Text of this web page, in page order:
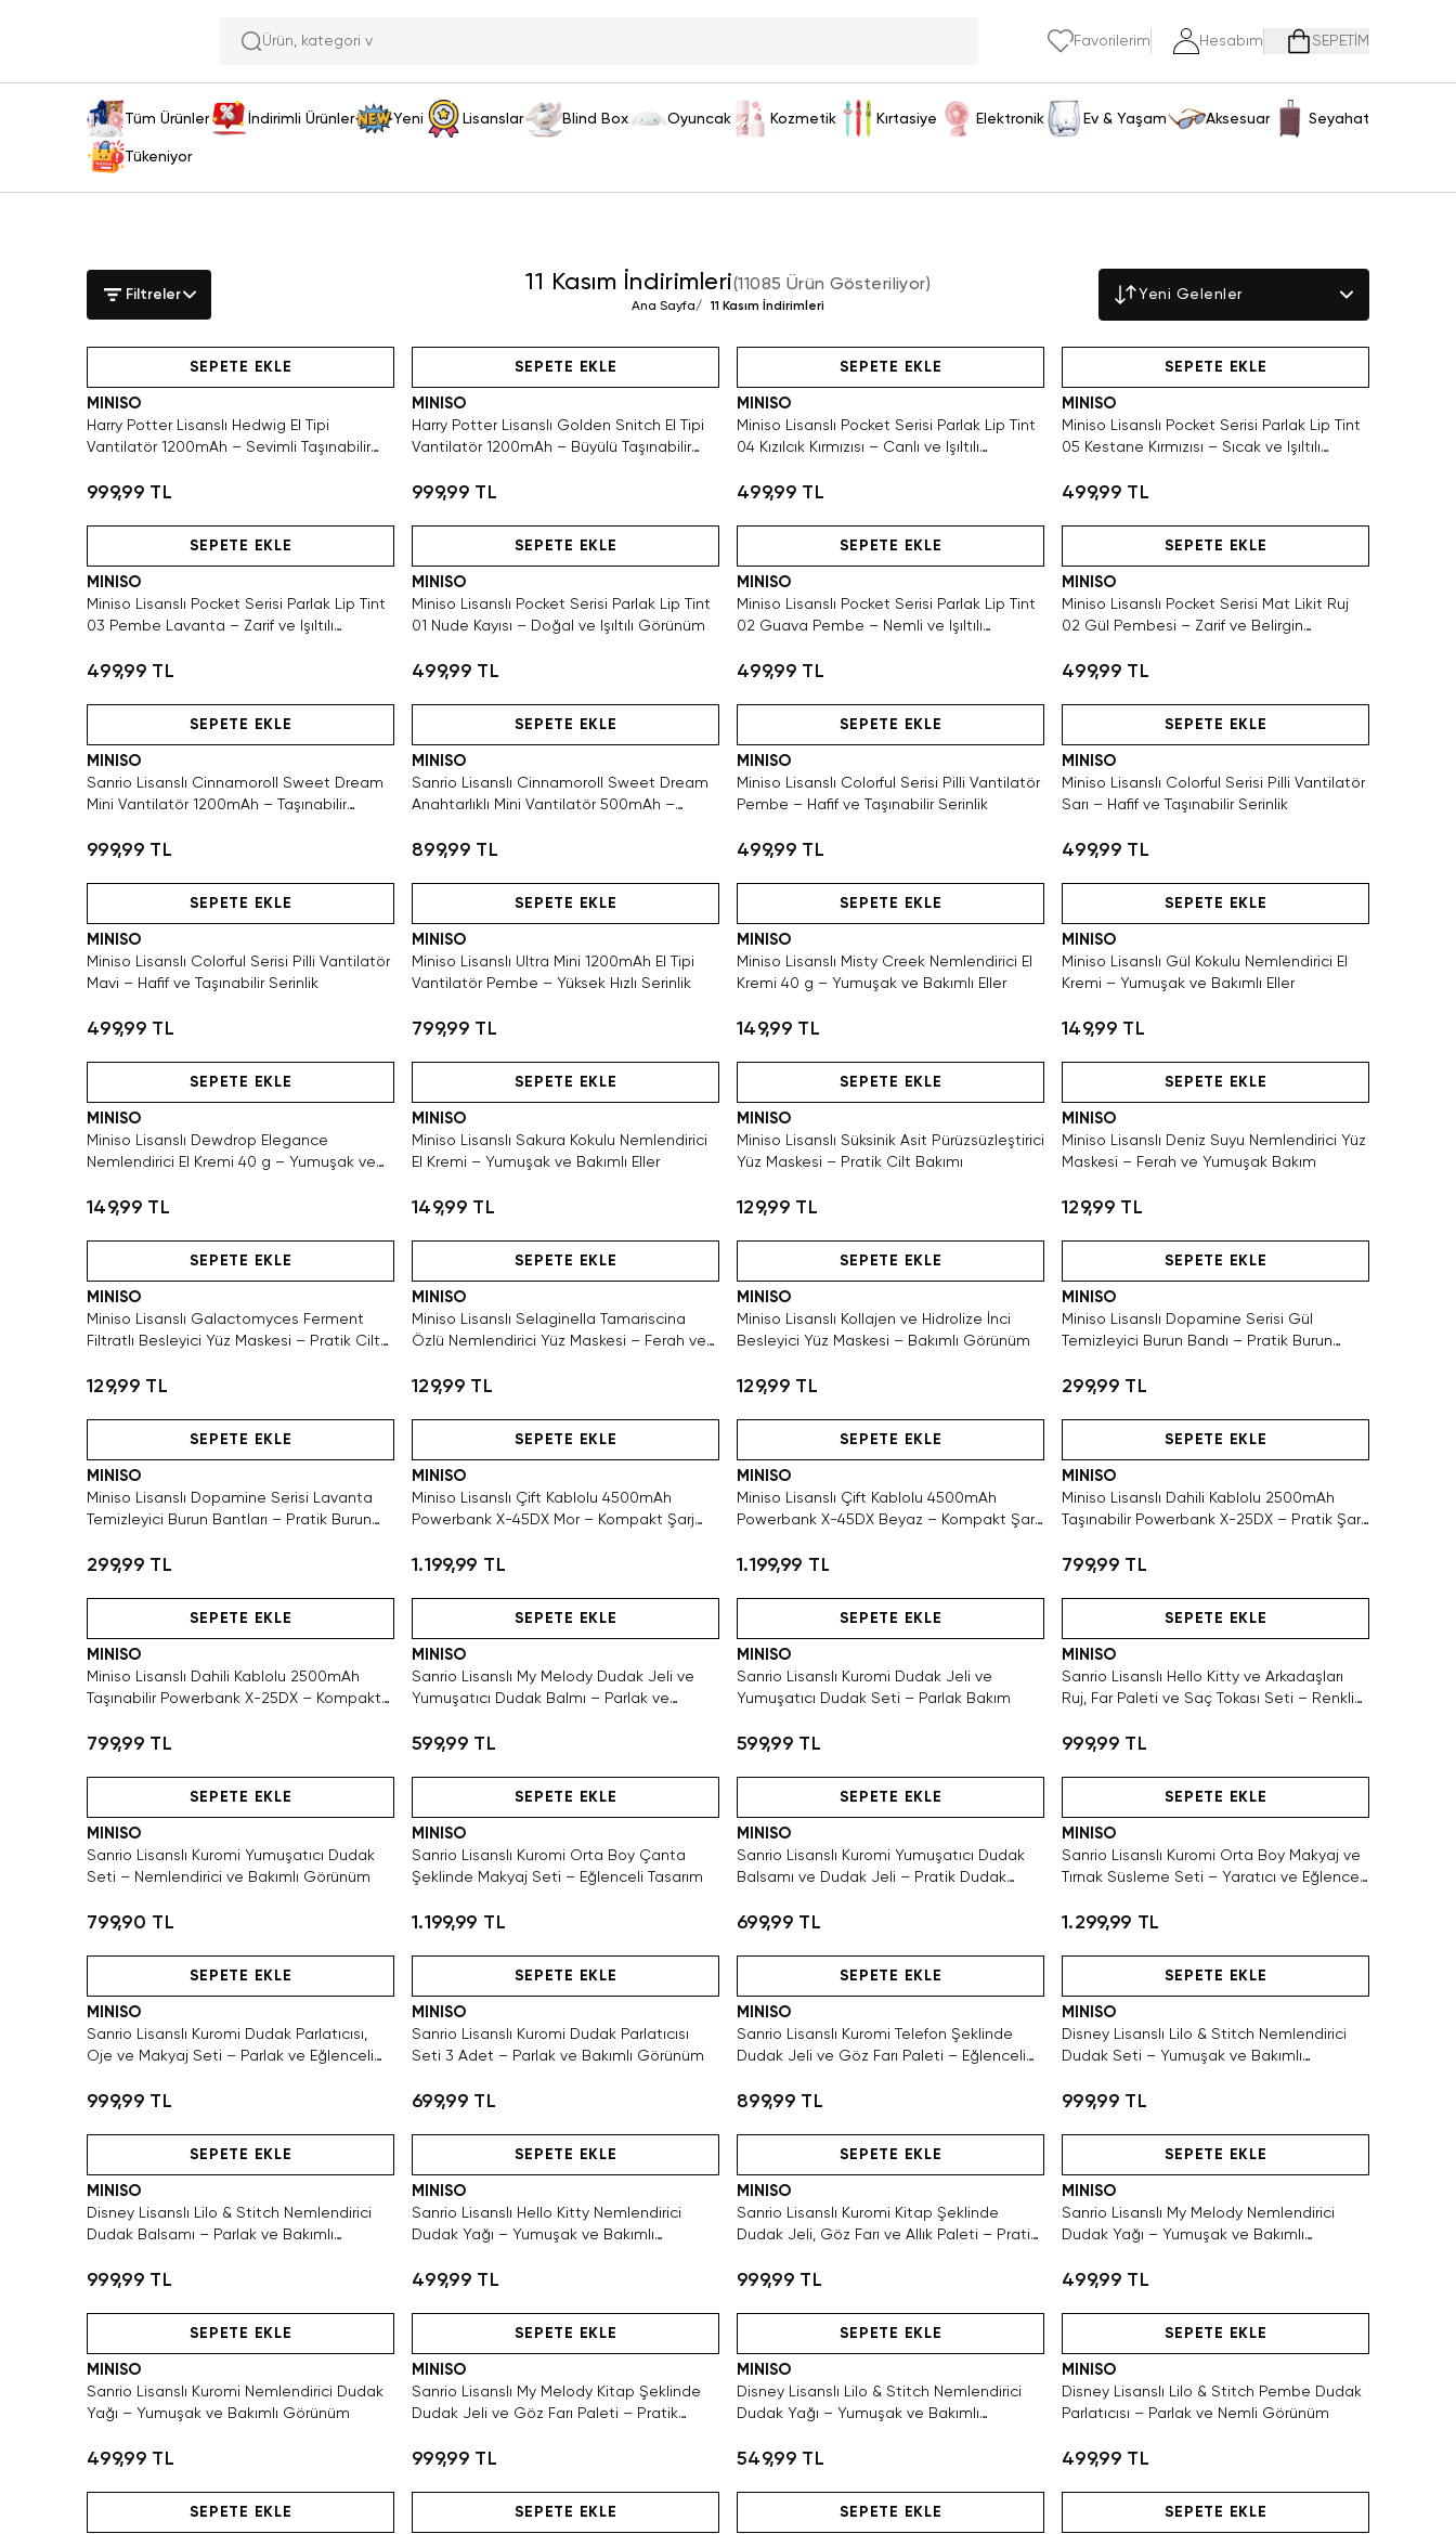
Ü Favorilerim Hesabım SEPETİM
Tüm Ürünler İndirimli Ürünler Yeni Lisanslar Blind Box Oyuncak Kozmetik Kırtasiye Elektronik Ev & Yaşam Aksesuar Seyahat
Tükeniyor
Filtreler 11 Kasım İndirimleri(11085 Ürün Gösteriliyor)
Ana Sayfa/ 11 Kasım İndirimleri
Yeni Gelenler
SEPETE EKLE
MINISO
Harry Potter Lisanslı Hedwig El Tipi
Vantilatör 1200mAh – Sevimli Taşınabilir
999,99 TL
SEPETE EKLE
MINISO
Harry Potter Lisanslı Golden Snitch El Tipi
Vantilatör 1200mAh – Büyülü Taşınabilir
999,99 TL
SEPETE EKLE
MINISO
Miniso Lisanslı Pocket Serisi Parlak Lip Tint
04 Kızılcık Kırmızısı – Canlı ve Işıltılı
499,99 TL
SEPETE EKLE
MINISO
Miniso Lisanslı Pocket Serisi Parlak Lip Tint
05 Kestane Kırmızısı – Sıcak ve Işıltılı
499,99 TL
SEPETE EKLE
MINISO
Miniso Lisanslı Pocket Serisi Parlak Lip Tint
03 Pembe Lavanta – Zarif ve Işıltılı
499,99 TL
SEPETE EKLE
MINISO
Miniso Lisanslı Pocket Serisi Parlak Lip Tint
01 Nude Kayısı – Doğal ve Işıltılı Görünüm
499,99 TL
SEPETE EKLE
MINISO
Miniso Lisanslı Pocket Serisi Parlak Lip Tint
02 Guava Pembe – Nemli ve Işıltılı
499,99 TL
SEPETE EKLE
MINISO
Miniso Lisanslı Pocket Serisi Mat Likit Ruj
02 Gül Pembesi – Zarif ve Belirgin
499,99 TL
SEPETE EKLE
MINISO
Sanrio Lisanslı Cinnamoroll Sweet Dream
Mini Vantilatör 1200mAh – Taşınabilir
999,99 TL
SEPETE EKLE
MINISO
Sanrio Lisanslı Cinnamoroll Sweet Dream
Anahtarlıklı Mini Vantilatör 500mAh –
899,99 TL
SEPETE EKLE
MINISO
Miniso Lisanslı Colorful Serisi Pilli Vantilatör
Pembe – Hafif ve Taşınabilir Serinlik
499,99 TL
SEPETE EKLE
MINISO
Miniso Lisanslı Colorful Serisi Pilli Vantilatör
Sarı – Hafif ve Taşınabilir Serinlik
499,99 TL
SEPETE EKLE
MINISO
Miniso Lisanslı Colorful Serisi Pilli Vantilatör
Mavi – Hafif ve Taşınabilir Serinlik
499,99 TL
SEPETE EKLE
MINISO
Miniso Lisanslı Ultra Mini 1200mAh El Tipi
Vantilatör Pembe – Yüksek Hızlı Serinlik
799,99 TL
SEPETE EKLE
MINISO
Miniso Lisanslı Misty Creek Nemlendirici El
Kremi 40 g – Yumuşak ve Bakımlı Eller
149,99 TL
SEPETE EKLE
MINISO
Miniso Lisanslı Gül Kokulu Nemlendirici El
Kremi – Yumuşak ve Bakımlı Eller
149,99 TL
SEPETE EKLE
MINISO
Miniso Lisanslı Dewdrop Elegance
Nemlendirici El Kremi 40 g – Yumuşak ve
149,99 TL
SEPETE EKLE
MINISO
Miniso Lisanslı Sakura Kokulu Nemlendirici
El Kremi – Yumuşak ve Bakımlı Eller
149,99 TL
SEPETE EKLE
MINISO
Miniso Lisanslı Süksinik Asit Pürüzsüzleştirici
Yüz Maskesi – Pratik Cilt Bakımı
129,99 TL
SEPETE EKLE
MINISO
Miniso Lisanslı Deniz Suyu Nemlendirici Yüz
Maskesi – Ferah ve Yumuşak Bakım
129,99 TL
SEPETE EKLE
MINISO
Miniso Lisanslı Galactomyces Ferment
Filtratlı Besleyici Yüz Maskesi – Pratik Cilt
129,99 TL
SEPETE EKLE
MINISO
Miniso Lisanslı Selaginella Tamariscina
Özlü Nemlendirici Yüz Maskesi – Ferah ve
129,99 TL
SEPETE EKLE
MINISO
Miniso Lisanslı Kollajen ve Hidrolize İnci
Besleyici Yüz Maskesi – Bakımlı Görünüm
129,99 TL
SEPETE EKLE
MINISO
Miniso Lisanslı Dopamine Serisi Gül
Temizleyici Burun Bandı – Pratik Burun
299,99 TL
SEPETE EKLE
MINISO
Miniso Lisanslı Dopamine Serisi Lavanta
Temizleyici Burun Bantları – Pratik Burun
299,99 TL
SEPETE EKLE
MINISO
Miniso Lisanslı Çift Kablolu 4500mAh
Powerbank X-45DX Mor – Kompakt Şarj
1.199,99 TL
SEPETE EKLE
MINISO
Miniso Lisanslı Çift Kablolu 4500mAh
Powerbank X-45DX Beyaz – Kompakt Şarj
1.199,99 TL
SEPETE EKLE
MINISO
Miniso Lisanslı Dahili Kablolu 2500mAh
Taşınabilir Powerbank X-25DX – Pratik Şarj
799,99 TL
SEPETE EKLE
MINISO
Miniso Lisanslı Dahili Kablolu 2500mAh
Taşınabilir Powerbank X-25DX – Kompakt
799,99 TL
SEPETE EKLE
MINISO
Sanrio Lisanslı My Melody Dudak Jeli ve
Yumuşatıcı Dudak Balmı – Parlak ve
599,99 TL
SEPETE EKLE
MINISO
Sanrio Lisanslı Kuromi Dudak Jeli ve
Yumuşatıcı Dudak Seti – Parlak Bakım
599,99 TL
SEPETE EKLE
MINISO
Sanrio Lisanslı Hello Kitty ve Arkadaşları
Ruj, Far Paleti ve Saç Tokası Seti – Renkli
999,99 TL
SEPETE EKLE
MINISO
Sanrio Lisanslı Kuromi Yumuşatıcı Dudak
Seti – Nemlendirici ve Bakımlı Görünüm
799,90 TL
SEPETE EKLE
MINISO
Sanrio Lisanslı Kuromi Orta Boy Çanta
Şeklinde Makyaj Seti – Eğlenceli Tasarım
1.199,99 TL
SEPETE EKLE
MINISO
Sanrio Lisanslı Kuromi Yumuşatıcı Dudak
Balsamı ve Dudak Jeli – Pratik Dudak
699,99 TL
SEPETE EKLE
MINISO
Sanrio Lisanslı Kuromi Orta Boy Makyaj ve
Tırnak Süsleme Seti – Yaratıcı ve Eğlenceli
1.299,99 TL
SEPETE EKLE
MINISO
Sanrio Lisanslı Kuromi Dudak Parlatıcısı,
Oje ve Makyaj Seti – Parlak ve Eğlenceli
999,99 TL
SEPETE EKLE
MINISO
Sanrio Lisanslı Kuromi Dudak Parlatıcısı
Seti 3 Adet – Parlak ve Bakımlı Görünüm
699,99 TL
SEPETE EKLE
MINISO
Sanrio Lisanslı Kuromi Telefon Şeklinde
Dudak Jeli ve Göz Farı Paleti – Eğlenceli
899,99 TL
SEPETE EKLE
MINISO
Disney Lisanslı Lilo & Stitch Nemlendirici
Dudak Seti – Yumuşak ve Bakımlı
999,99 TL
SEPETE EKLE
MINISO
Disney Lisanslı Lilo & Stitch Nemlendirici
Dudak Balsamı – Parlak ve Bakımlı
999,99 TL
SEPETE EKLE
MINISO
Sanrio Lisanslı Hello Kitty Nemlendirici
Dudak Yağı – Yumuşak ve Bakımlı
499,99 TL
SEPETE EKLE
MINISO
Sanrio Lisanslı Kuromi Kitap Şeklinde
Dudak Jeli, Göz Farı ve Allık Paleti – Pratik
999,99 TL
SEPETE EKLE
MINISO
Sanrio Lisanslı My Melody Nemlendirici
Dudak Yağı – Yumuşak ve Bakımlı
499,99 TL
SEPETE EKLE
MINISO
Sanrio Lisanslı Kuromi Nemlendirici Dudak
Yağı – Yumuşak ve Bakımlı Görünüm
499,99 TL
SEPETE EKLE
MINISO
Sanrio Lisanslı My Melody Kitap Şeklinde
Dudak Jeli ve Göz Farı Paleti – Pratik
999,99 TL
SEPETE EKLE
MINISO
Disney Lisanslı Lilo & Stitch Nemlendirici
Dudak Yağı – Yumuşak ve Bakımlı
549,99 TL
SEPETE EKLE
MINISO
Disney Lisanslı Lilo & Stitch Pembe Dudak
Parlatıcısı – Parlak ve Nemli Görünüm
499,99 TL
SEPETE EKLE SEPETE EKLE SEPETE EKLE SEPETE EKLE